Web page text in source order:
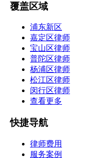
覆盖区域
浦东新区
嘉定区律师
宝山区律师
普陀区律师
杨浦区律师
松江区律师
闵行区律师
查看更多
快捷导航
律师费用
服务案例